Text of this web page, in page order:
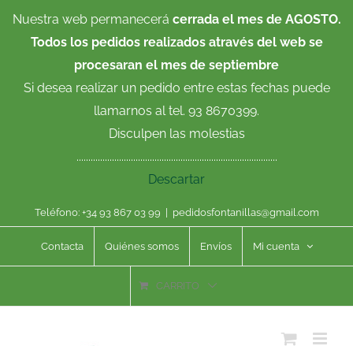
Nuestra web permanecerá cerrada el mes de AGOSTO.
Todos los pedidos realizados através del web se
procesaran el mes de septiembre
Si desea realizar un pedido entre estas fechas puede
llamarnos al tel. 93 8670399.
Disculpen las molestias
.....................................................................................
Descartar
Teléfono: +34 93 867 03 99 pedidosfontanillas@gmail.com
Contacta Quiénes somos Envíos Mi cuenta
CARRITO